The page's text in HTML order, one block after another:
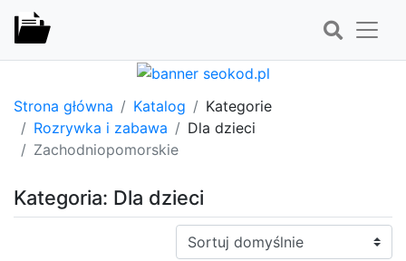
Strona główna Katalog
Kategorie
Rozrywka i zabawa
Dla dzieci
Zachodniopomorskie
Kategoria: Dla dzieci
Sortuj: